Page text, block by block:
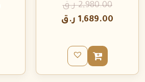
2,980.00 ر.ق
1,689.00 ر.ق